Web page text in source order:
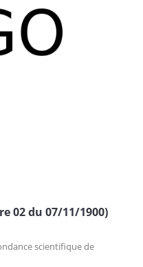
02 du 07/11/1900)
scientifique de